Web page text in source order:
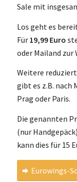
Sale mit
Los geht es
Für 19,99 Euro
oder Mailand zur
Weitere
gibt es z.B. nach
Prag oder Paris.
Die genannten
(nur
kann dies für 15
Eurowings-